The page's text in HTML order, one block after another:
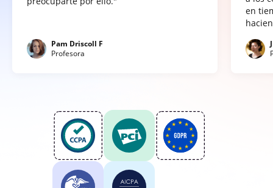
Pam Driscoll F
Profesora
en